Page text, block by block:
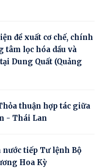
đề xuất cơ chế, chính
tâm lọc hóa dầu và
Dung Quất (Quảng
thuận hợp tác giữa
- Thái Lan
tiếp Tư lệnh Bộ
Hoa Kỳ